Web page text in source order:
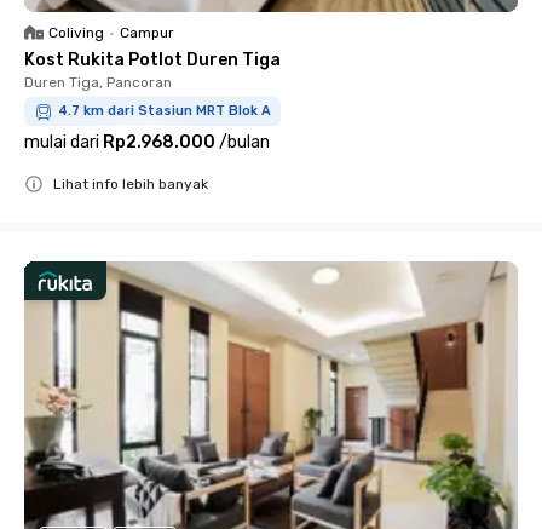
Coliving • Campur
Kost Rukita Potlot Duren Tiga
Duren Tiga, Pancoran
4.7 km dari Stasiun MRT Blok A
mulai dari Rp2.968.000 /bulan
Lihat info lebih banyak